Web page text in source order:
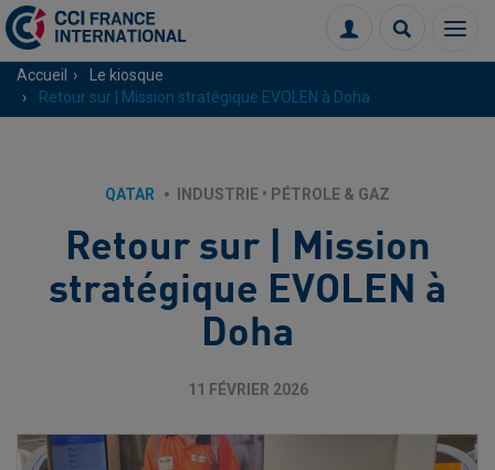
Menu
Connexion
Accueil
Le kiosque
Retour sur | Mission stratégique EVOLEN à Doha
QATAR INDUSTRIE • PÉTROLE & GAZ
Retour sur | Mission
stratégique EVOLEN à
Doha
11 FÉVRIER 2026